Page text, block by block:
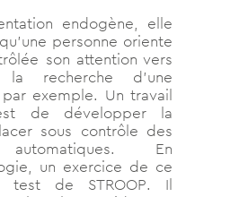
endogène, elle
personne oriente
son attention vers
recherche d’une
exemple. Un travail
de développer la
sous contrôle des
automatiques. En
un exercice de ce
de STROOP. Il